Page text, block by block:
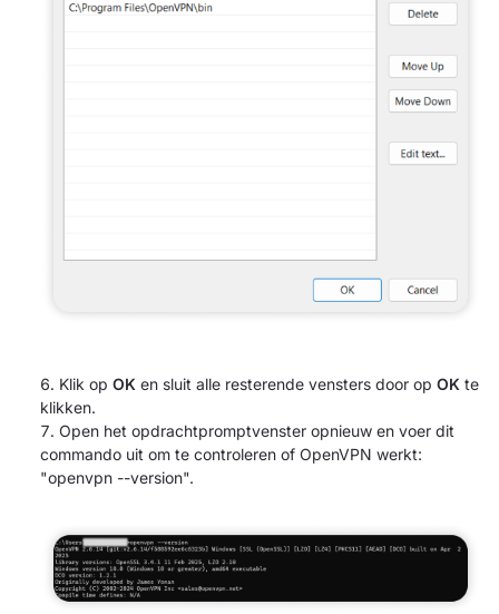
Klik op OK en sluit alle resterende vensters door op OK te
klikken.
Open het opdrachtpromptvenster opnieuw en voer dit
commando uit om te controleren of OpenVPN werkt:
"openvpn --version".